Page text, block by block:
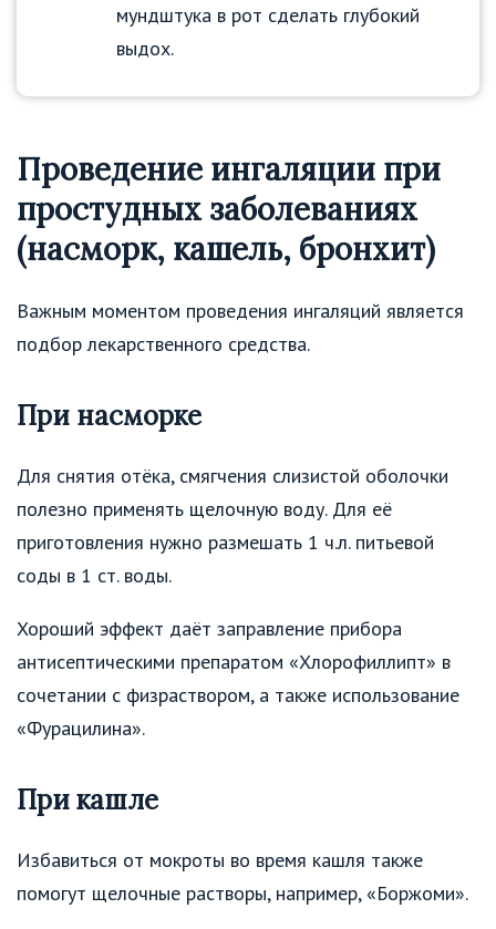
мундштука в рот сделать глубокий
выдох.
Проведение ингаляции при
простудных заболеваниях
(насморк, кашель, бронхит)
Важным моментом проведения ингаляций является
подбор лекарственного средства.
При насморке
Для снятия отёка, смягчения слизистой оболочки
полезно применять щелочную воду. Для её
приготовления нужно размешать 1 ч.л. питьевой
соды в 1 ст. воды.
Хороший эффект даёт заправление прибора
антисептическими препаратом «Хлорофиллипт» в
сочетании с физраствором, а также использование
«Фурацилина».
При кашле
Избавиться от мокроты во время кашля также
помогут щелочные растворы, например, «Боржоми».